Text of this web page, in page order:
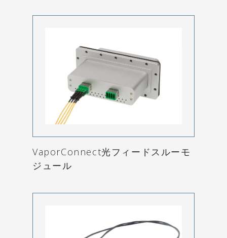
VaporConnect光フィードスルーモ
ジュール